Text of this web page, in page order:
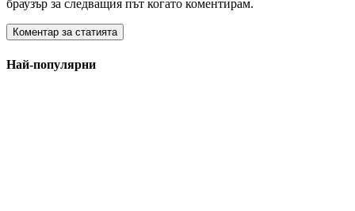
браузър за следващия път когато коментирам.
Най-популярни